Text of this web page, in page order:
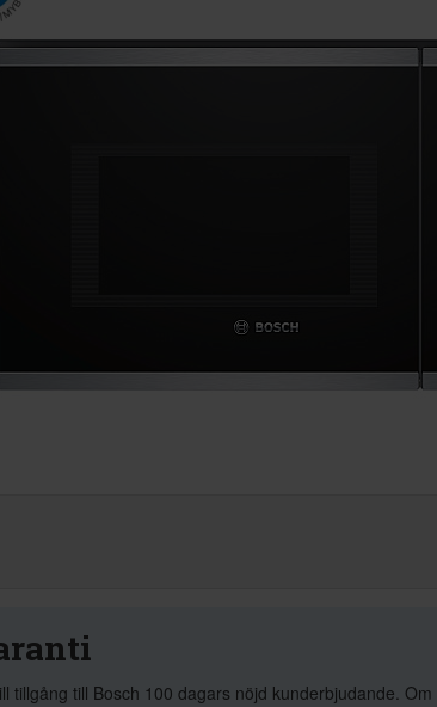
tillgång till Bosch 100 dagars nöjd kunderbjudande.